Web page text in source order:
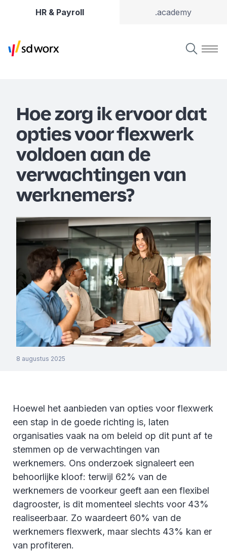
HR & Payroll .academy
Hoe zorg ik ervoor dat
opties voor flexwerk
voldoen aan de
verwachtingen van
werknemers?
8 augustus 2025
Hoewel het aanbieden van opties voor flexwerk
een stap in de goede richting is, laten
organisaties vaak na om beleid op dit punt af te
stemmen op de verwachtingen van
werknemers. Ons onderzoek signaleert een
behoorlijke kloof: terwijl 62% van de
werknemers de voorkeur geeft aan een flexibel
dagrooster, is dit momenteel slechts voor 43%
realiseerbaar. Zo waardeert 60% van de
werknemers flexwerk, maar slechts 43% kan er
van profiteren.